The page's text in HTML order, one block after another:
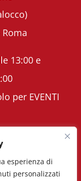
esperienza di
personalizzati
13:00 e
per EVENTI
12398571005 -